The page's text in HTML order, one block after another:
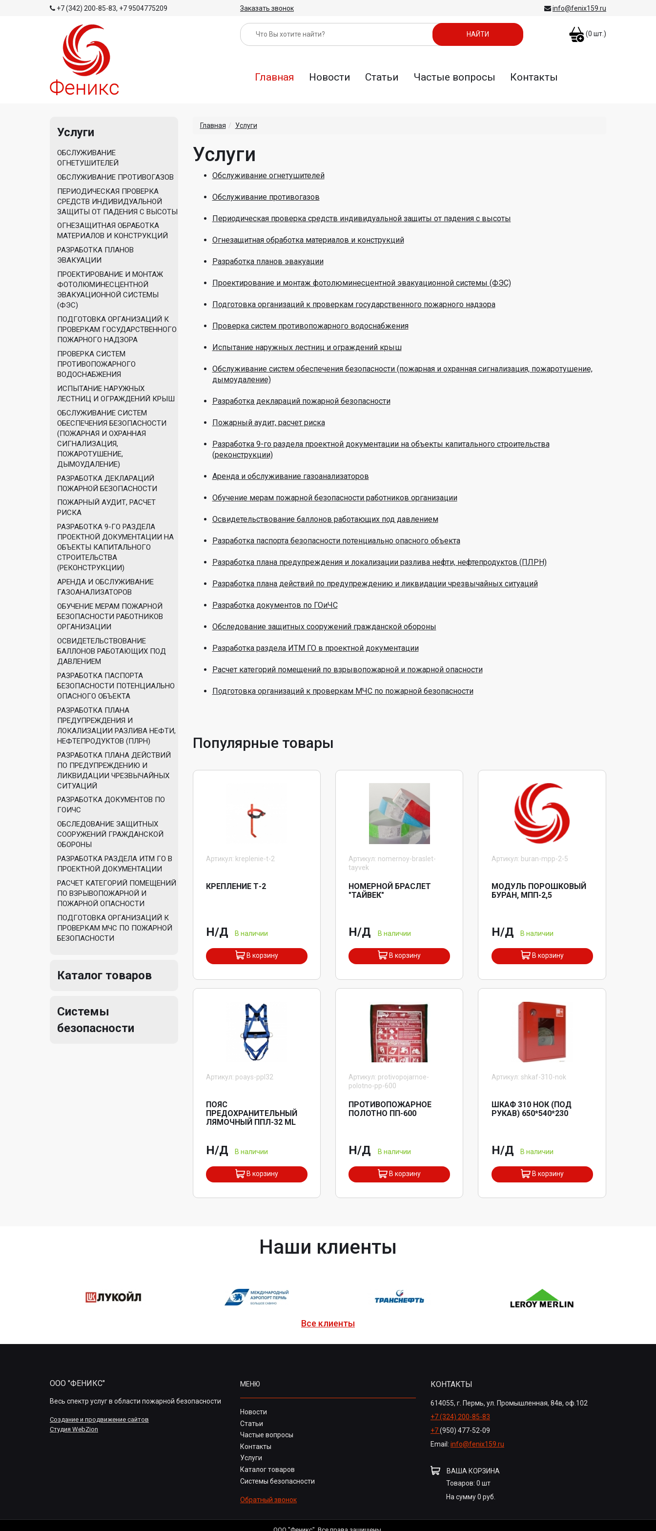
+7 (342) 200-85-83, +7 9504775209 Заказать звонок info@fenix159.ru
(0 шт.)
Главная Новости Статьи Частые вопросы Контакты
Услуги
ОБСЛУЖИВАНИЕ
ОГНЕТУШИТЕЛЕЙ
ОБСЛУЖИВАНИЕ ПРОТИВОГАЗОВ
ПЕРИОДИЧЕСКАЯ ПРОВЕРКА
СРЕДСТВ ИНДИВИДУАЛЬНОЙ
ЗАЩИТЫ ОТ ПАДЕНИЯ С ВЫСОТЫ
ОГНЕЗАЩИТНАЯ ОБРАБОТКА
МАТЕРИАЛОВ И КОНСТРУКЦИЙ
РАЗРАБОТКА ПЛАНОВ
ЭВАКУАЦИИ
ПРОЕКТИРОВАНИЕ И МОНТАЖ
ФОТОЛЮМИНЕСЦЕНТНОЙ
ЭВАКУАЦИОННОЙ СИСТЕМЫ
(ФЭС)
ПОДГОТОВКА ОРГАНИЗАЦИЙ К
ПРОВЕРКАМ ГОСУДАРСТВЕННОГО
ПОЖАРНОГО НАДЗОРА
ПРОВЕРКА СИСТЕМ
ПРОТИВОПОЖАРНОГО
ВОДОСНАБЖЕНИЯ
ИСПЫТАНИЕ НАРУЖНЫХ
ЛЕСТНИЦ И ОГРАЖДЕНИЙ КРЫШ
ОБСЛУЖИВАНИЕ СИСТЕМ
ОБЕСПЕЧЕНИЯ БЕЗОПАСНОСТИ
(ПОЖАРНАЯ И ОХРАННАЯ
СИГНАЛИЗАЦИЯ,
ПОЖАРОТУШЕНИЕ,
ДЫМОУДАЛЕНИЕ)
РАЗРАБОТКА ДЕКЛАРАЦИЙ
ПОЖАРНОЙ БЕЗОПАСНОСТИ
ПОЖАРНЫЙ АУДИТ, РАСЧЕТ
РИСКА
РАЗРАБОТКА 9-ГО РАЗДЕЛА
ПРОЕКТНОЙ ДОКУМЕНТАЦИИ НА
ОБЪЕКТЫ КАПИТАЛЬНОГО
СТРОИТЕЛЬСТВА
(РЕКОНСТРУКЦИИ)
АРЕНДА И ОБСЛУЖИВАНИЕ
ГАЗОАНАЛИЗАТОРОВ
ОБУЧЕНИЕ МЕРАМ ПОЖАРНОЙ
БЕЗОПАСНОСТИ РАБОТНИКОВ
ОРГАНИЗАЦИИ
ОСВИДЕТЕЛЬСТВОВАНИЕ
БАЛЛОНОВ РАБОТАЮЩИХ ПОД
ДАВЛЕНИЕМ
РАЗРАБОТКА ПАСПОРТА
БЕЗОПАСНОСТИ ПОТЕНЦИАЛЬНО
ОПАСНОГО ОБЪЕКТА
РАЗРАБОТКА ПЛАНА
ПРЕДУПРЕЖДЕНИЯ И
ЛОКАЛИЗАЦИИ РАЗЛИВА НЕФТИ,
НЕФТЕПРОДУКТОВ (ПЛРН)
РАЗРАБОТКА ПЛАНА ДЕЙСТВИЙ
ПО ПРЕДУПРЕЖДЕНИЮ И
ЛИКВИДАЦИИ ЧРЕЗВЫЧАЙНЫХ
СИТУАЦИЙ
РАЗРАБОТКА ДОКУМЕНТОВ ПО
ГОИЧС
ОБСЛЕДОВАНИЕ ЗАЩИТНЫХ
СООРУЖЕНИЙ ГРАЖДАНСКОЙ
ОБОРОНЫ
РАЗРАБОТКА РАЗДЕЛА ИТМ ГО В
ПРОЕКТНОЙ ДОКУМЕНТАЦИИ
РАСЧЕТ КАТЕГОРИЙ ПОМЕЩЕНИЙ
ПО ВЗРЫВОПОЖАРНОЙ И
ПОЖАРНОЙ ОПАСНОСТИ
ПОДГОТОВКА ОРГАНИЗАЦИЙ К
ПРОВЕРКАМ МЧС ПО ПОЖАРНОЙ
БЕЗОПАСНОСТИ
Каталог товаров
Системы
безопасности
Главная Услуги
Услуги
Обслуживание огнетушителей
Обслуживание противогазов
Периодическая проверка средств индивидуальной защиты от падения с высоты
Огнезащитная обработка материалов и конструкций
Разработка планов эвакуации
Проектирование и монтаж фотолюминесцентной эвакуационной системы (ФЭС)
Подготовка организаций к проверкам государственного пожарного надзора
Проверка систем противопожарного водоснабжения
Испытание наружных лестниц и ограждений крыш
Обслуживание систем обеспечения безопасности (пожарная и охранная сигнализация, пожаротушение,
дымоудаление)
Разработка деклараций пожарной безопасности
Пожарный аудит, расчет риска
Разработка 9-го раздела проектной документации на объекты капитального строительства
(реконструкции)
Аренда и обслуживание газоанализаторов
Обучение мерам пожарной безопасности работников организации
Освидетельствование баллонов работающих под давлением
Разработка паспорта безопасности потенциально опасного объекта
Разработка плана предупреждения и локализации разлива нефти, нефтепродуктов (ПЛРН)
Разработка плана действий по предупреждению и ликвидации чрезвычайных ситуаций
Разработка документов по ГОиЧС
Обследование защитных сооружений гражданской обороны
Разработка раздела ИТМ ГО в проектной документации
Расчет категорий помещений по взрывопожарной и пожарной опасности
Подготовка организаций к проверкам МЧС по пожарной безопасности
Популярные товары
Артикул: kreplenie-t-2
КРЕПЛЕНИЕ Т-2
Н/Д В наличии
В корзину
Артикул: nomernoy-braslet-
tayvek
НОМЕРНОЙ БРАСЛЕТ
"ТАЙВЕК"
Н/Д В наличии
В корзину
Артикул: buran-mpp-2-5
МОДУЛЬ ПОРОШКОВЫЙ
БУРАН, МПП-2,5
Н/Д В наличии
В корзину
Артикул: poays-ppl32
ПОЯС
ПРЕДОХРАНИТЕЛЬНЫЙ
ЛЯМОЧНЫЙ ППЛ-32 ML
Н/Д В наличии
В корзину
Артикул: protivopojarnoe-
polotno-pp-600
ПРОТИВОПОЖАРНОЕ
ПОЛОТНО ПП-600
Н/Д В наличии
В корзину
Артикул: shkaf-310-nok
ШКАФ 310 НОК (ПОД
РУКАВ) 650*540*230
Н/Д В наличии
В корзину
Наши клиенты
Все клиенты
ООО "ФЕНИКС"
Весь спектр услуг в области пожарной безопасности
Создание и продвижение сайтов
Студия WebZion
МЕНЮ
Новости
Статьи
Частые вопросы
Контакты
Услуги
Каталог товаров
Системы безопасности
Обратный звонок
КОНТАКТЫ
614055, г. Пермь, ул. Промышленная, 84в, оф.102
+7 (324) 200-85-83
+7(950) 477-52-09
Email: info@fenix159.ru
ВАША КОРЗИНА
Товаров: 0 шт
На сумму0 руб.